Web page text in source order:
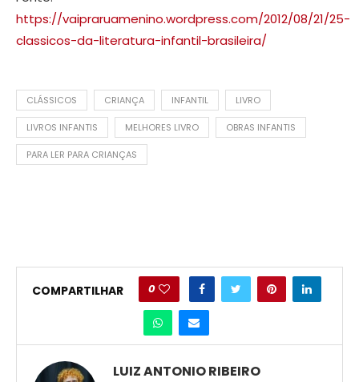
https://vaipraruamenino.wordpress.com/2012/08/21/25-
classicos-da-literatura-infantil-brasileira/
CLÁSSICOS CRIANÇA INFANTIL LIVRO
LIVROS INFANTIS MELHORES LIVRO OBRAS INFANTIS
PARA LER PARA CRIANÇAS
COMPARTILHAR 0
LUIZ ANTONIO RIBEIRO